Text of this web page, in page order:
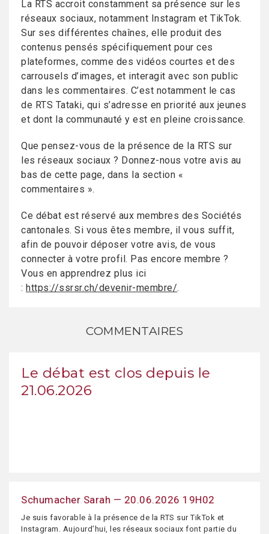
La RTS accroit constamment sa présence sur les
réseaux sociaux, notamment Instagram et TikTok.
Sur ses différentes chaînes, elle produit des
contenus pensés spécifiquement pour ces
plateformes, comme des vidéos courtes et des
carrousels d’images, et interagit avec son public
dans les commentaires. C’est notamment le cas
de RTS Tataki, qui s’adresse en priorité aux jeunes
et dont la communauté y est en pleine croissance.
Que pensez-vous de la présence de la RTS sur
les réseaux sociaux ? Donnez-nous votre avis au
bas de cette page, dans la section «
commentaires ».
Ce débat est réservé aux membres des Sociétés
cantonales. Si vous êtes membre, il vous suffit,
afin de pouvoir déposer votre avis, de vous
connecter à votre profil. Pas encore membre ?
Vous en apprendrez plus ici
: https://ssrsr.ch/devenir-membre/.
COMMENTAIRES
Le débat est clos depuis le
21.06.2026
Schumacher Sarah — 20.06.2026 19H02
Je suis favorable à la présence de la RTS sur TikTok et
Instagram. Aujourd’hui, les réseaux sociaux font partie du